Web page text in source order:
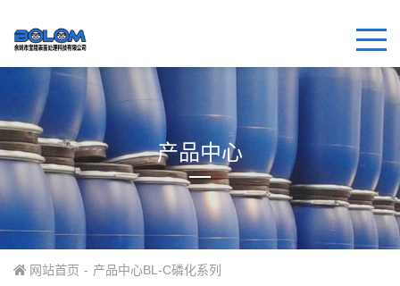
产品中心
网站首页 - 产品中心BL-C磷化系列